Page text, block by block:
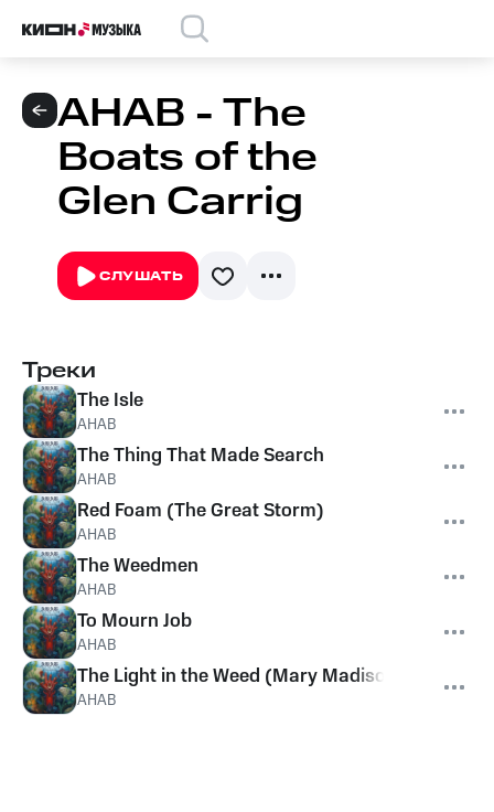
AHAB - The
Boats of the
Glen Carrig
СЛУШАТЬ
Треки
The Isle
AHAB
The Thing That Made Search
AHAB
Red Foam (The Great Storm)
AHAB
The Weedmen
AHAB
To Mourn Job
AHAB
The Light in the Weed (Mary Madison)
AHAB